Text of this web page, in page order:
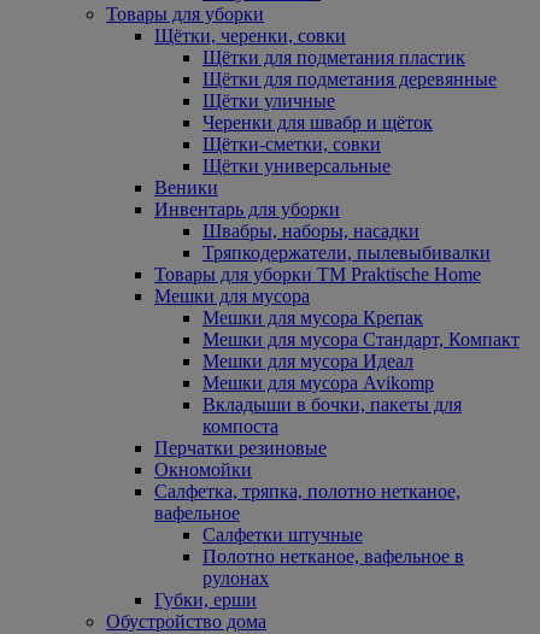
Товары для уборки
Щётки, черенки, совки
Щётки для подметания пластик
Щётки для подметания деревянные
Щётки уличные
Черенки для швабр и щёток
Щётки-сметки, совки
Щётки универсальные
Веники
Инвентарь для уборки
Швабры, наборы, насадки
Тряпкодержатели, пылевыбивалки
Товары для уборки ТМ Praktische Home
Мешки для мусора
Мешки для мусора Крепак
Мешки для мусора Стандарт, Компакт
Мешки для мусора Идеал
Мешки для мусора Avikomp
Вкладыши в бочки, пакеты для
компоста
Перчатки резиновые
Окномойки
Салфетка, тряпка, полотно нетканое,
вафельное
Салфетки штучные
Полотно нетканое, вафельное в
рулонах
Губки, ерши
Обустройство дома